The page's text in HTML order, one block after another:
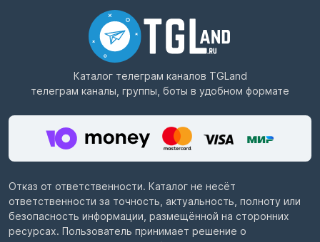
Каталог телеграм каналов TGLand
телеграм каналы, группы, боты в удобном формате
Отказ от ответственности. Каталог не несёт
ответственности за точность, актуальность, полноту или
безопасность информации, размещённой на сторонних
ресурсах. Пользователь принимает решение о